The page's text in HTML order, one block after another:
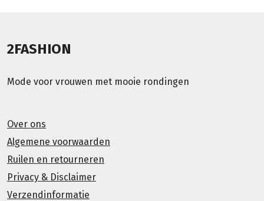
2FASHION
Mode voor vrouwen met mooie rondingen
Over ons
Algemene voorwaarden
Ruilen en retourneren
Privacy & Disclaimer
Verzendinformatie